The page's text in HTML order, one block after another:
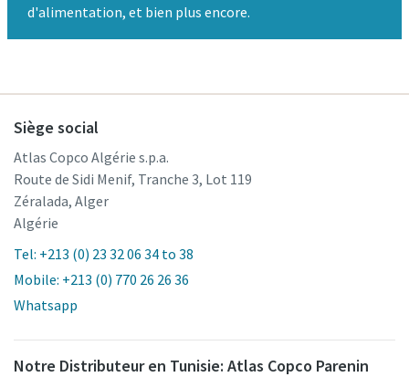
d'alimentation, et bien plus encore.
Siège social
Atlas Copco Algérie s.p.a.
Route de Sidi Menif, Tranche 3, Lot 119
Zéralada, Alger
Algérie
Tel: +213 (0) 23 32 06 34 to 38
Mobile: +213 (0) 770 26 26 36
Whatsapp
Notre Distributeur en Tunisie: Atlas Copco Parenin